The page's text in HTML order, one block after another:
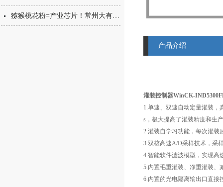
猕猴桃花粉=产业芯片！常州大有花粉分装机，守住每一克“植物黄金”的价值
产品介绍
灌装控制器WinCK-
1.单速、双速自动定量灌装，
s，极大提高了灌装精度和生
2.灌装自学习功能，每次灌装
3.双核高速A/D采样技术，采
4.智能软件滤波模型，实现高
5.内置毛重灌装、净重灌装、
6.内置的光电隔离输出口直接